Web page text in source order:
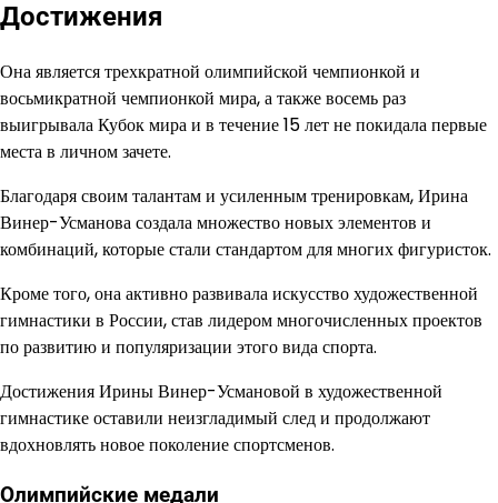
Достижения
Она является трехкратной олимпийской чемпионкой и
восьмикратной чемпионкой мира, а также восемь раз
выигрывала Кубок мира и в течение 15 лет не покидала первые
места в личном зачете.
Благодаря своим талантам и усиленным тренировкам, Ирина
Винер-Усманова создала множество новых элементов и
комбинаций, которые стали стандартом для многих фигуристок.
Кроме того, она активно развивала искусство художественной
гимнастики в России, став лидером многочисленных проектов
по развитию и популяризации этого вида спорта.
Достижения Ирины Винер-Усмановой в художественной
гимнастике оставили неизгладимый след и продолжают
вдохновлять новое поколение спортсменов.
Олимпийские медали